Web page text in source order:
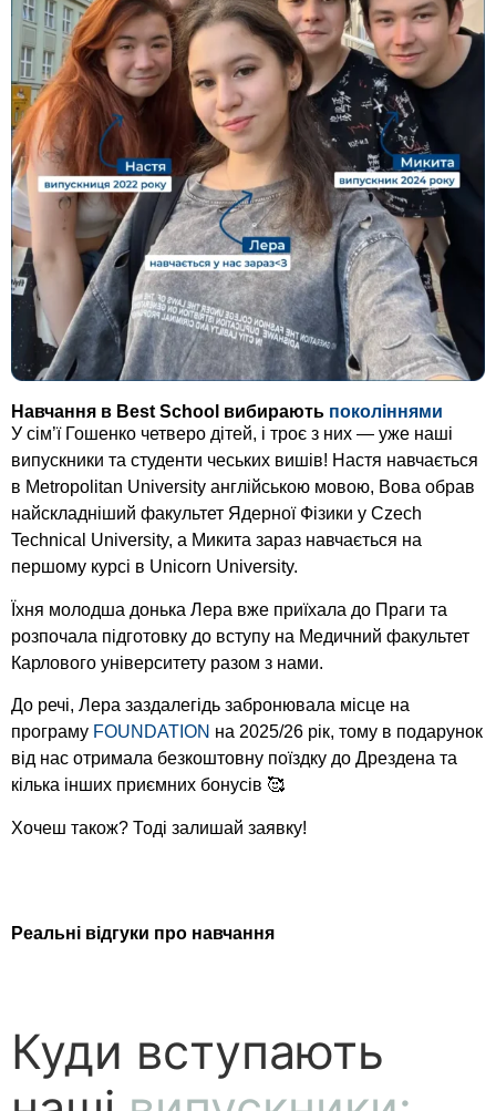
Навчання в Best School вибирають поколіннями
У сім’ї Гошенко четверо дітей, і троє з них — уже наші
випускники та студенти чеських вишів! Настя навчається
в Metropolitan University англійською мовою, Вова обрав
найскладніший факультет Ядерної Фізики у Czech
Technical University, а Микита зараз навчається на
першому курсі в Unicorn University.
Їхня молодша донька Лера вже приїхала до Праги та
розпочала підготовку до вступу на Медичний факультет
Карлового університету разом з нами.
До речі, Лера заздалегідь забронювала місце на
програму FOUNDATION на 2025/26 рік, тому в подарунок
від нас отримала безкоштовну поїздку до Дрездена та
кілька інших приємних бонусів 🥰
Хочеш також? Тоді залишай заявку!
Реальні відгуки про навчання
Куди вступають